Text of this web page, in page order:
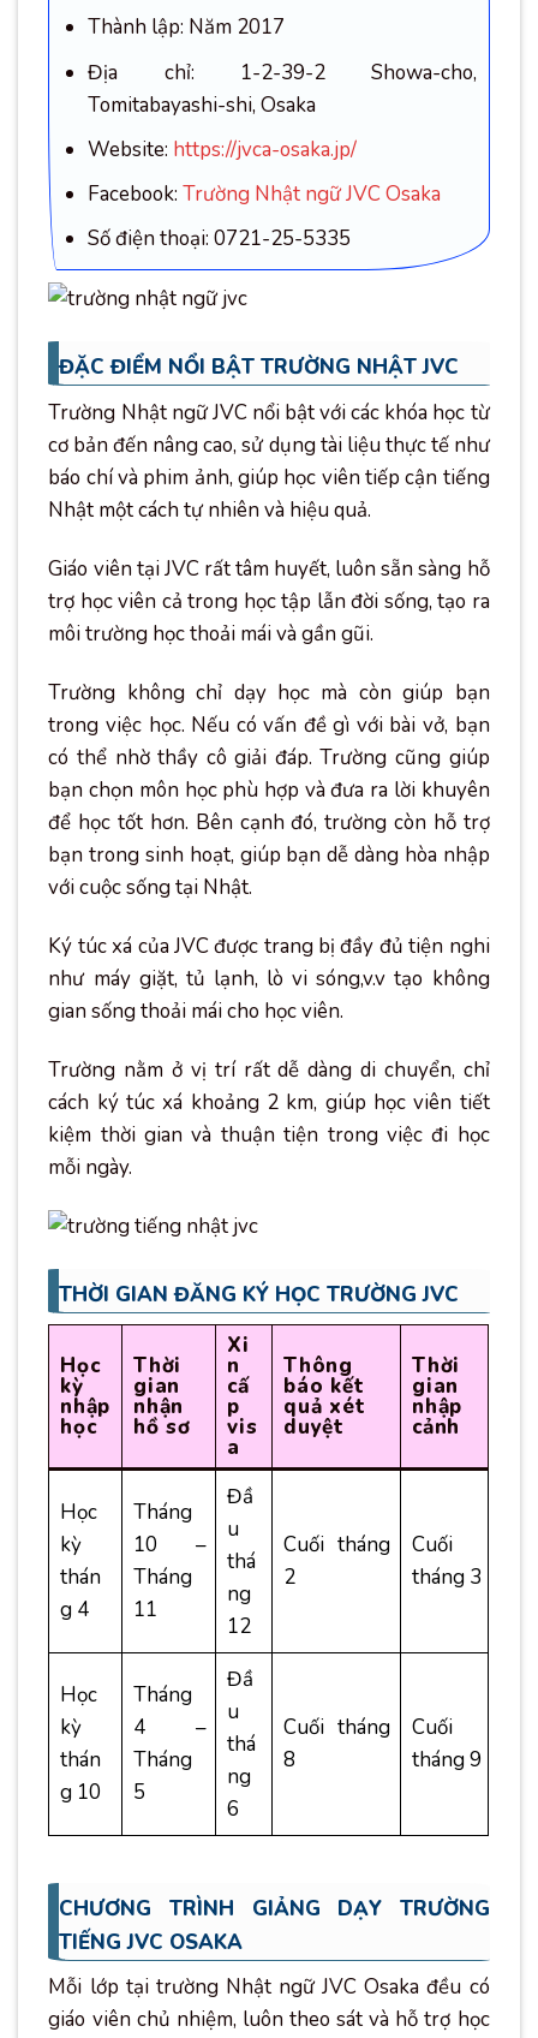
Thành lập: Năm 2017
Địa chỉ: 1-2-39-2 Showa-cho,
Tomitabayashi-shi, Osaka
Website: https://jvca-osaka.jp/
Facebook:Trường Nhật ngữ JVC Osaka
Số điện thoại: 0721-25-5335
ĐẶC ĐIỂM NỔI BẬT TRƯỜNG NHẬT JVC
Trường Nhật ngữ JVC nổi bật với các khóa học từ
cơ bản đến nâng cao, sử dụng tài liệu thực tế như
báo chí và phim ảnh, giúp học viên tiếp cận tiếng
Nhật một cách tự nhiên và hiệu quả.
Giáo viên tại JVC rất tâm huyết, luôn sẵn sàng hỗ
trợ học viên cả trong học tập lẫn đời sống, tạo ra
môi trường học thoải mái và gần gũi.
Trường không chỉ dạy học mà còn giúp bạn
trong việc học. Nếu có vấn đề gì với bài vở, bạn
có thể nhờ thầy cô giải đáp. Trường cũng giúp
bạn chọn môn học phù hợp và đưa ra lời khuyên
để học tốt hơn. Bên cạnh đó, trường còn hỗ trợ
bạn trong sinh hoạt, giúp bạn dễ dàng hòa nhập
với cuộc sống tại Nhật.
Ký túc xá của JVC được trang bị đầy đủ tiện nghi
như máy giặt, tủ lạnh, lò vi sóng,v.v tạo không
gian sống thoải mái cho học viên.
Trường nằm ở vị trí rất dễ dàng di chuyển, chỉ
cách ký túc xá khoảng 2 km, giúp học viên tiết
kiệm thời gian và thuận tiện trong việc đi học
mỗi ngày.
THỜI GIAN ĐĂNG KÝ HỌC TRƯỜNG JVC
Học
kỳ
nhập
học
Thời
gian
nhận
hồ sơ
Xi
n
cấ
p
vis
a
Thông
báo kết
quả xét
duyệt
Thời
gian
nhập
cảnh
Học
kỳ
thán
g 4
Tháng
10 –
Tháng
11
Đầ
u
thá
ng
12
Cuối tháng
2
Cuối
tháng 3
Học
kỳ
thán
g 10
Tháng
4 –
Tháng
5
Đầ
u
thá
ng
6
Cuối tháng
8
Cuối
tháng 9
CHƯƠNG TRÌNH GIẢNG DẠY TRƯỜNG
TIẾNG JVC OSAKA
Mỗi lớp tại trường Nhật ngữ JVC Osaka đều có
giáo viên chủ nhiệm, luôn theo sát và hỗ trợ học